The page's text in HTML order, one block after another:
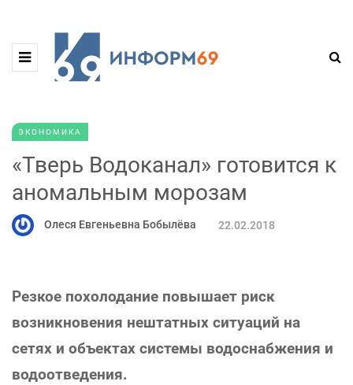
ЭКОНОМИКА
«Тверь Водоканал» готовится к
аномальным морозам
Олеся Евгеньевна Бобылёва 22.02.2018
Резкое похолодание повышает риск
возникновения нештатных ситуаций на
сетях и объектах системы водоснабжения и
водоотведения.